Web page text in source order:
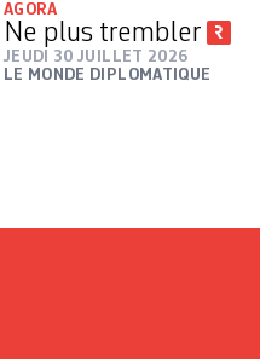
AGORA
Ne plus trembler
JEUDI 30 JUILLET 2026
LE MONDE DIPLOMATIQUE